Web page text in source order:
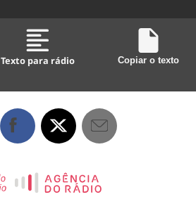
Texto para rádio Copiar o texto